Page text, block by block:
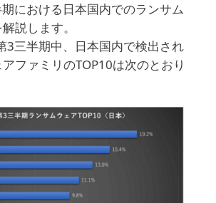
における日本国内でのランサム
説します。
3三半期中、日本国内で検出され
ファミリのTOP10は次のとおり